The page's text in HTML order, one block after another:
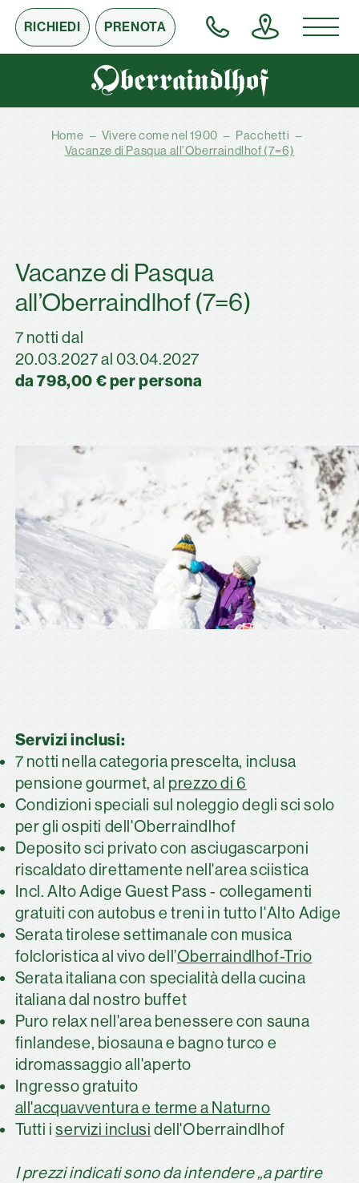
RICHIEDI PRENOTA
Home – Vivere come nel 1900 – Pacchetti –
Vacanze di Pasqua all’Oberraindlhof (7=6)
Vacanze di Pasqua
all’Oberraindlhof (7=6)
7 notti dal
20.03.2027 al 03.04.2027
da 798,00 € per persona
Servizi inclusi:
7 notti nella categoria prescelta, inclusa
pensione gourmet, al prezzo di 6
Condizioni speciali sul noleggio degli sci solo
per gli ospiti dell'Oberraindlhof
Deposito sci privato con asciugascarponi
riscaldato direttamente nell'area sciistica
Incl. Alto Adige Guest Pass - collegamenti
gratuiti con autobus e treni in tutto l'Alto Adige
Serata tirolese settimanale con musica
folcloristica al vivo dell’Oberraindlhof-Trio
Serata italiana con specialità della cucina
italiana dal nostro buffet
Puro relax nell'area benessere con sauna
finlandese, biosauna e bagno turco e
idromassaggio all'aperto
Ingresso gratuito
all'acquavventura e terme a Naturno
Tutti iservizi inclusi dell'Oberraindlhof
I prezzi indicati sono da intendere „a partire